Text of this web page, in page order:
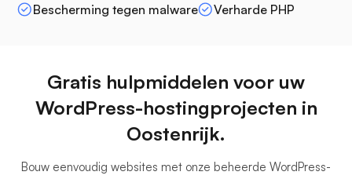
Bescherming tegen malware
Verharde PHP
Gratis hulpmiddelen voor uw
WordPress-hostingprojecten in
Oostenrijk.
Bouw eenvoudig websites met onze beheerde WordPress-